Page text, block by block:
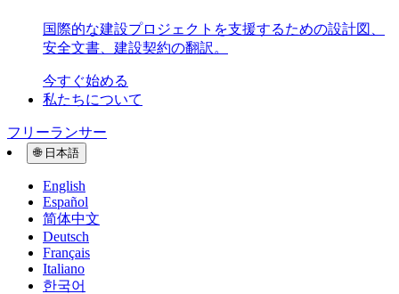
国際的な建設プロジェクトを支援するための設計図、
安全文書、建設契約の翻訳。
今すぐ始める
私たちについて
フリーランサー
🌐 日本語
English
Español
简体中文
Deutsch
Français
Italiano
한국어